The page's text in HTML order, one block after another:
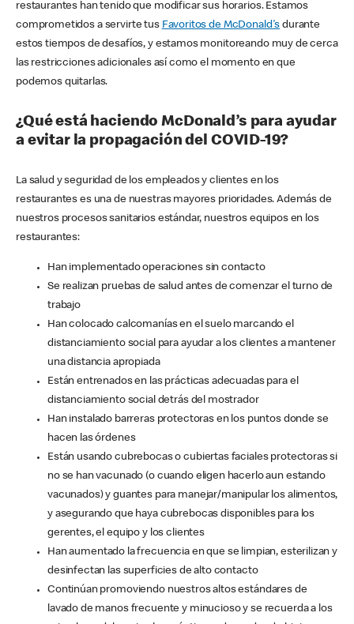
restaurantes han tenido que modificar sus horarios. Estamos
comprometidos a servirte tus Favoritos de McDonald's durante
estos tiempos de desafíos, y estamos monitoreando muy de cerca
las restricciones adicionales así como el momento en que
podemos quitarlas.
¿Qué está haciendo McDonald’s para ayudar
a evitar la propagación del COVID-19?
La salud y seguridad de los empleados y clientes en los
restaurantes es una de nuestras mayores prioridades. Además de
nuestros procesos sanitarios estándar, nuestros equipos en los
restaurantes:
Han implementado operaciones sin contacto
Se realizan pruebas de salud antes de comenzar el turno de
trabajo
Han colocado calcomanías en el suelo marcando el
distanciamiento social para ayudar a los clientes a mantener
una distancia apropiada
Están entrenados en las prácticas adecuadas para el
distanciamiento social detrás del mostrador
Han instalado barreras protectoras en los puntos donde se
hacen las órdenes
Están usando cubrebocas o cubiertas faciales protectoras si
no se han vacunado (o cuando eligen hacerlo aun estando
vacunados) y guantes para manejar/manipular los alimentos,
y asegurando que haya cubrebocas disponibles para los
gerentes, el equipo y los clientes
Han aumentado la frecuencia en que se limpian, esterilizan y
desinfectan las superficies de alto contacto
Continúan promoviendo nuestros altos estándares de
lavado de manos frecuente y minucioso y se recuerda a los